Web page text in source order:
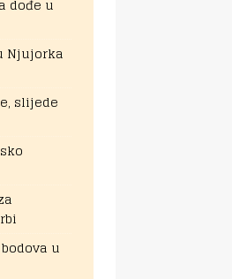
dođe u
Njujorka
slijede
u